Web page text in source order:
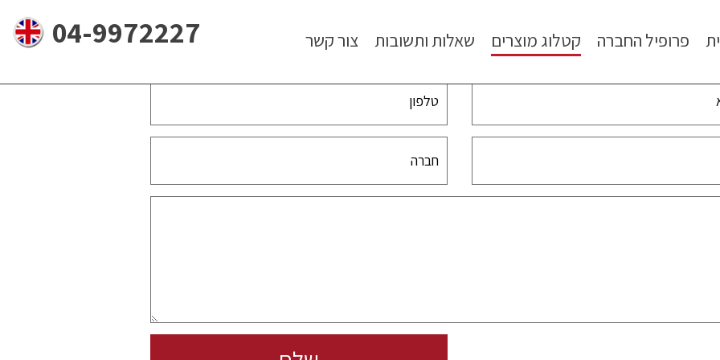
04-9972227 פרופיל החברה קטלוג מוצרים שאלות ותשובות צור קשר צרו קשר